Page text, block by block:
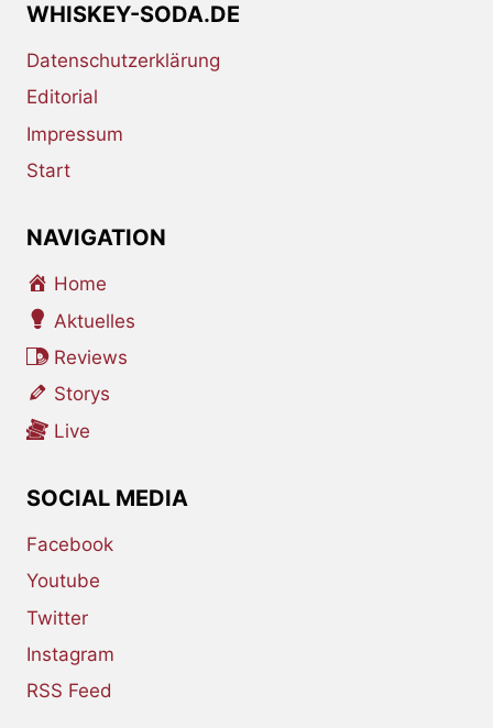
WHISKEY-SODA.DE
Datenschutzerklärung
Editorial
Impressum
Start
NAVIGATION
Home
Aktuelles
Reviews
Storys
Live
SOCIAL MEDIA
Facebook
Youtube
Twitter
Instagram
RSS Feed